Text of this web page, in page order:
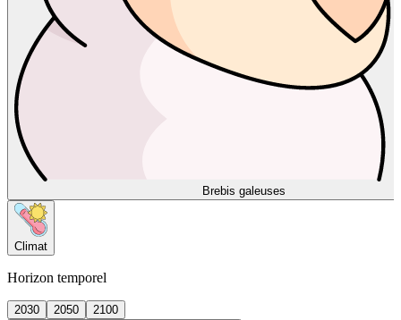
Brebis galeuses
Climat
Horizon temporel
2030 2050
2100